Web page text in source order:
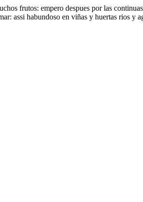
frutos: empero despues por las
assi habundoso en viñas y huertas rios y